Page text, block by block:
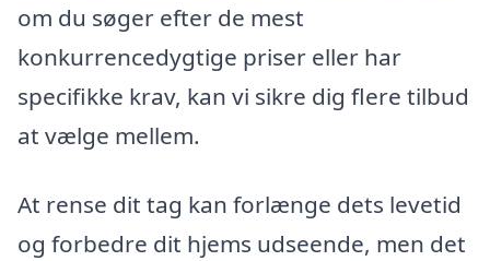
om du søger efter de mest
konkurrencedygtige priser eller har
specifikke krav, kan vi sikre dig flere tilbud
at vælge mellem.
At rense dit tag kan forlænge dets levetid
og forbedre dit hjems udseende, men det